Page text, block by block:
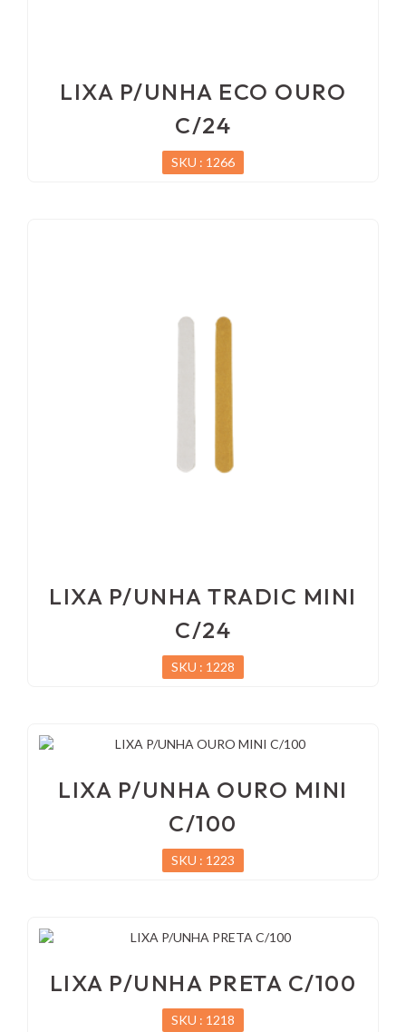
LIXA P/UNHA ECO OURO
C/24
SKU : 1266
LIXA P/UNHA TRADIC MINI
C/24
SKU : 1228
LIXA P/UNHA OURO MINI
C/100
SKU : 1223
LIXA P/UNHA PRETA C/100
SKU : 1218